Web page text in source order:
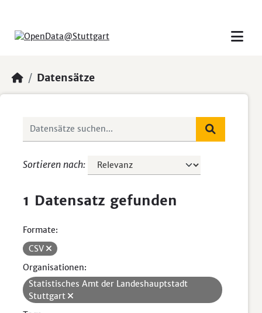
Datensätze
Sortieren nach
1 Datensatz gefunden
Formate:
CSV
Organisationen:
Statistisches Amt der Landeshauptstadt
Stuttgart